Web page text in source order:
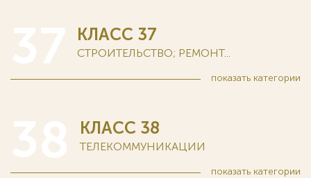
КЛАСС 37
СТРОИТЕЛЬСТВО; РЕМОНТ...
показать категории
КЛАСС 38
ТЕЛЕКОММУНИКАЦИИ
показать категории